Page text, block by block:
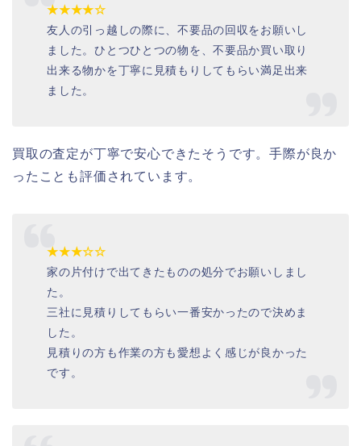
★★★★☆
友人の引っ越しの際に、不要品の回収をお願いし
ました。ひとつひとつの物を、不要品か買い取り
出来る物かを丁寧に見積もりしてもらい満足出来
ました。
買取の査定が丁寧で安心できたそうです。手際が良か
ったことも評価されています。
★★★☆☆
家の片付けで出てきたものの処分でお願いしまし
た。
三社に見積りしてもらい一番安かったので決めま
した。
見積りの方も作業の方も愛想よく感じが良かった
です。